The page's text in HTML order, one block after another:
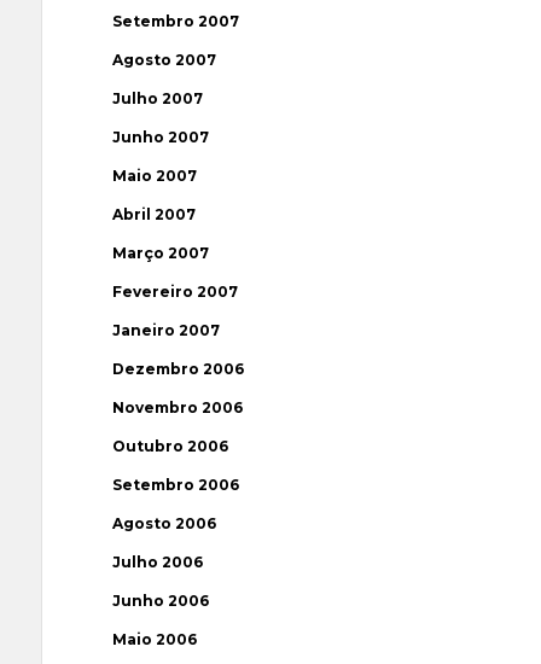
Setembro 2007
Agosto 2007
Julho 2007
Junho 2007
Maio 2007
Abril 2007
Março 2007
Fevereiro 2007
Janeiro 2007
Dezembro 2006
Novembro 2006
Outubro 2006
Setembro 2006
Agosto 2006
Julho 2006
Junho 2006
Maio 2006